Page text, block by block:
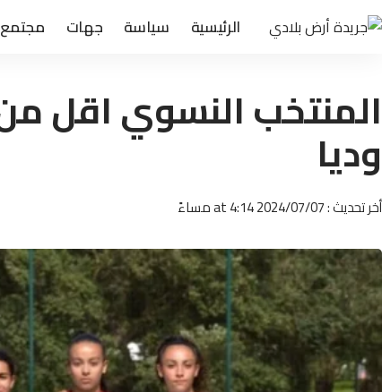
الرئيسية سياسة جهات مجتمع
وديا
أخر تحديث : 2024/07/07 at 4:14 مساءً